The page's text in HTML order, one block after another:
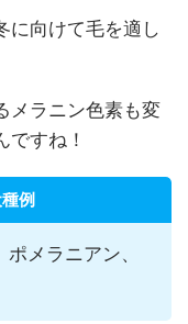
に向けて毛を適し
メラニン色素も変
すね！
例
メラニアン、